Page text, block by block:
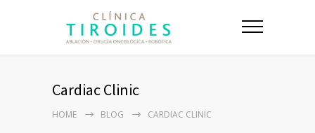
Cardiac Clinic
HOME BLOG CARDIAC CLINIC